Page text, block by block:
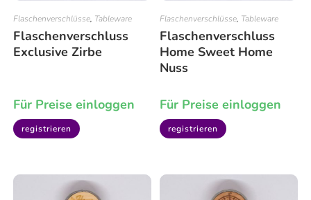
Flaschenverschlüsse, Tableware
Flaschenverschluss
Exclusive Zirbe
Für Preise einloggen
registrieren
Flaschenverschlüsse, Tableware
Flaschenverschluss
Home Sweet Home
Nuss
Für Preise einloggen
registrieren